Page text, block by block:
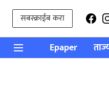
सबस्क्राईब करा
Epaper